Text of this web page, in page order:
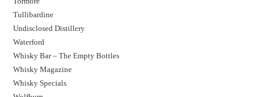
Tullibardine
Undisclosed Distillery
Waterford
Whisky Bar – The Empty Bottles
Whisky Magazine
Whisky Specials